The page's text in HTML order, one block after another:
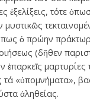
ἐξελίξεις, τότε
ὁ πρώην
(δῆθεν
μαρτυρίες
«ὑπομνήματα»,
ἀληθείας.